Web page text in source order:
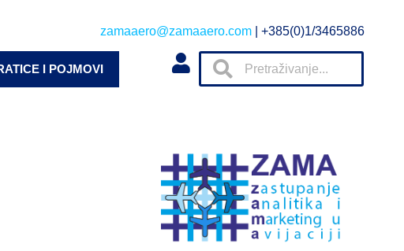
zamaaero@zamaaero.com | +385(0)1/3465886
I POJMOVI